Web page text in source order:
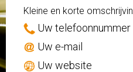
Kleine en korte
Uw telefoonnummer
Uw e-mail
Uw website